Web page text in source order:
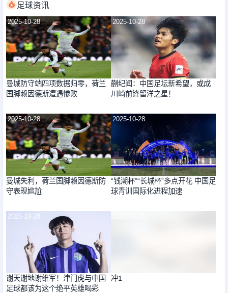
足球资讯
2025-10-28
曼城防守端四项数据归零，荷兰
国脚赖因德斯遭遇惨败
2025-10-28
蒯纪闻：中国足坛新希望，或成
川崎前锋留洋之星！
2025-10-28
曼城失利，荷兰国脚赖因德斯防
守表现尴尬
2025-10-28
“钱潮杯”“长城杯”多点开花 中国足
球青训国际化进程加速
2025-10-28
谢天谢地谢维军！津门虎与中国
足球都该为这个绝平英雄喝彩
冲1